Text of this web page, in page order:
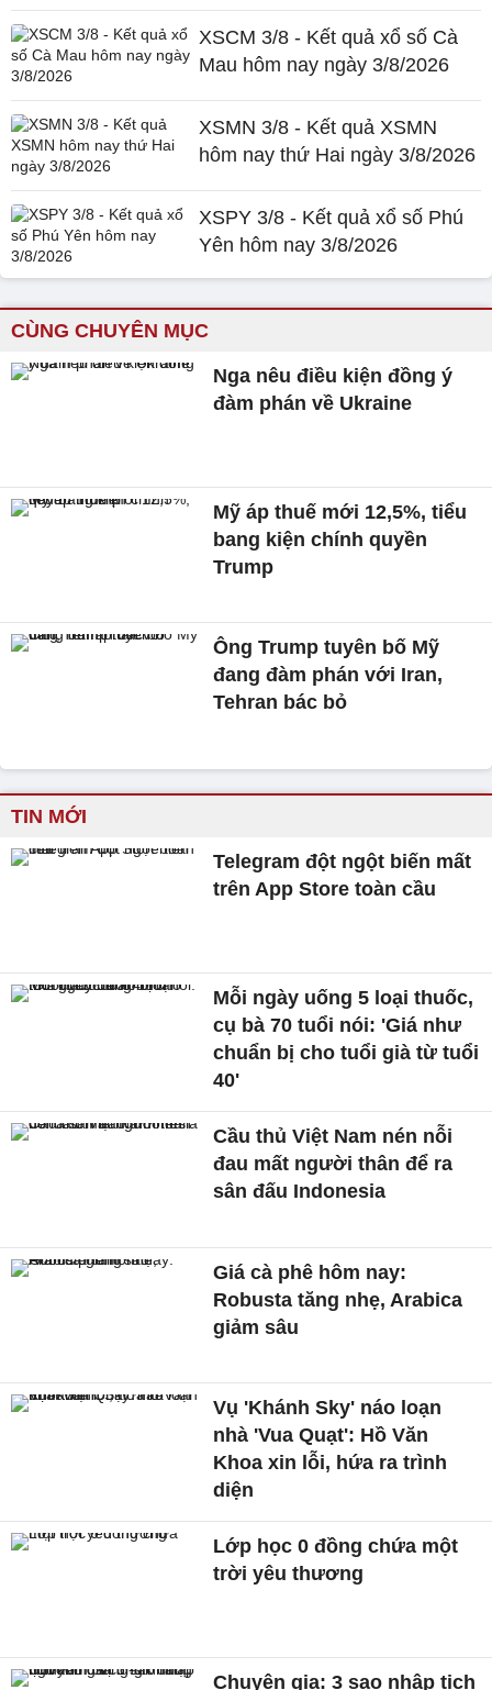
XSCM 3/8 - Kết quả xổ số Cà
Mau hôm nay ngày 3/8/2026
XSMN 3/8 - Kết quả XSMN
hôm nay thứ Hai ngày 3/8/2026
XSPY 3/8 - Kết quả xổ số Phú
Yên hôm nay 3/8/2026
CÙNG CHUYÊN MỤC
Nga nêu điều kiện đồng ý
đàm phán về Ukraine
Mỹ áp thuế mới 12,5%, tiểu
bang kiện chính quyền
Trump
Ông Trump tuyên bố Mỹ
đang đàm phán với Iran,
Tehran bác bỏ
TIN MỚI
Telegram đột ngột biến mất
trên App Store toàn cầu
Mỗi ngày uống 5 loại thuốc,
cụ bà 70 tuổi nói: 'Giá như
chuẩn bị cho tuổi già từ tuổi
40'
Cầu thủ Việt Nam nén nỗi
đau mất người thân để ra
sân đấu Indonesia
Giá cà phê hôm nay:
Robusta tăng nhẹ, Arabica
giảm sâu
Vụ 'Khánh Sky' náo loạn
nhà 'Vua Quạt': Hồ Văn
Khoa xin lỗi, hứa ra trình
diện
Lớp học 0 đồng chứa một
trời yêu thương
Chuyên gia: 3 sao nhập tịch